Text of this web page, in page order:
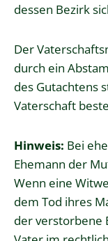
dessen Bezirk
Der
durch ein
des Gutachtens
Vaterschaft
Hinweis: Bei
Ehemann der
Wenn eine
dem Tod ihres
der verstorbene